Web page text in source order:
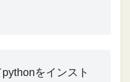
をインスト